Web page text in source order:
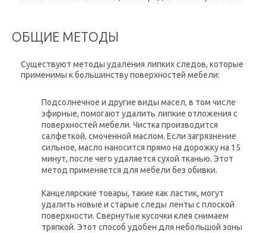
ОБЩИЕ МЕТОДЫ
Существуют методы удаления липких следов, которые
применимы к большинству поверхностей мебели:
Подсолнечное и другие виды масел, в том числе
эфирные, помогают удалить липкие отложения с
поверхностей мебели. Чистка производится
салфеткой, смоченной маслом. Если загрязнение
сильное, масло наносится прямо на дорожку на 15
минут, после чего удаляется сухой тканью. Этот
метод применяется для мебели без обивки.
Канцелярские товары, такие как ластик, могут
удалить новые и старые следы ленты с плоской
поверхности. Свернутые кусочки клея снимаем
тряпкой. Этот способ удобен для небольшой зоны